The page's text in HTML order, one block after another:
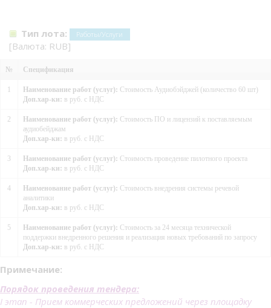
Тип лота: Работы/Услуги
[Валюта: RUB]
№ Спецификация
Наименование работ (услуг): Стоимость Аудиобэйджей (количество 60 шт)
Доп.хар-ки: в руб. с НДС
2 Наименование работ (услуг): Стоимость ПО и лицензий к поставляемым
аудиобейджам
Доп.хар-ки: в руб. с НДС
3 Наименование работ (услуг): Стоимость проведение пилотного проекта
Доп.хар-ки: в руб. с НДС
4 Наименование работ (услуг): Стоимость внедрения системы речевой
аналитики
Доп.хар-ки: в руб. с НДС
5 Наименование работ (услуг): Стоимость за 24 месяца технической
поддержки внедренного решения и реализация новых требований по запросу
Доп.хар-ки: в руб. с НДС
Примечание:
Порядок проведения тендера:
I этап - Прием коммерческих предложений через площадку